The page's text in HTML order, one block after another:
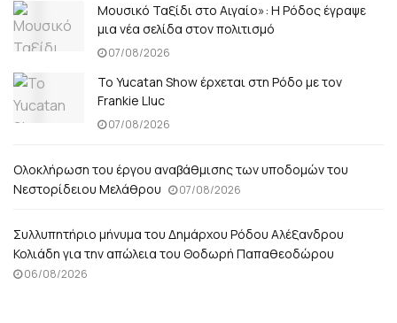
Μουσικό Ταξίδι στο Αιγαίο»: Η Ρόδος έγραψε
μια νέα σελίδα στον πολιτισμό
07/08/2026
Το Yucatan Show έρχεται στη Ρόδο με τον
Frankie Lluc
07/08/2026
Ολοκλήρωση του έργου αναβάθμισης των υποδομών του
Νεστορίδειου Μελάθρου
07/08/2026
Συλλυπητήριο μήνυμα του Δημάρχου Ρόδου Αλέξανδρου
Κολιάδη για την απώλεια του Θοδωρή Παπαθεοδώρου
06/08/2026